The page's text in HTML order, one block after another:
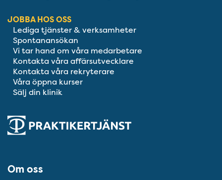
JOBBA HOS OSS
Lediga tjänster & verksamheter
Spontanansökan
Vi tar hand om våra medarbetare
Kontakta våra affärsutvecklare
Kontakta våra rekryterare
Våra öppna kurser
Sälj din klinik
Om oss